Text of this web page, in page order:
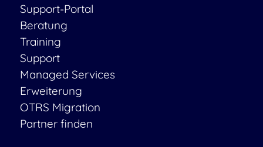
Support-Portal
Beratung
Training
Support
Managed Services
Erweiterung
OTRS Migration
Partner finden